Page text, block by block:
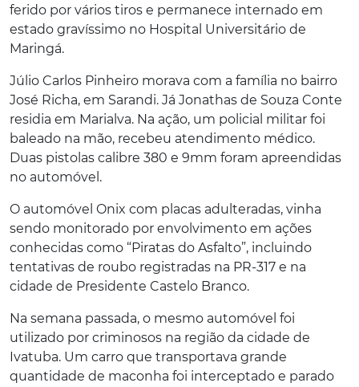
ferido por vários tiros e permanece internado em
estado gravíssimo no Hospital Universitário de
Maringá.
Júlio Carlos Pinheiro morava com a família no bairro
José Richa, em Sarandi. Já Jonathas de Souza Conte
residia em Marialva. Na ação, um policial militar foi
baleado na mão, recebeu atendimento médico.
Duas pistolas calibre 380 e 9mm foram apreendidas
no automóvel.
O automóvel Onix com placas adulteradas, vinha
sendo monitorado por envolvimento em ações
conhecidas como “Piratas do Asfalto”, incluindo
tentativas de roubo registradas na PR-317 e na
cidade de Presidente Castelo Branco.
Na semana passada, o mesmo automóvel foi
utilizado por criminosos na região da cidade de
Ivatuba. Um carro que transportava grande
quantidade de maconha foi interceptado e parado